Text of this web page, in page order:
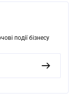
події бізнесу